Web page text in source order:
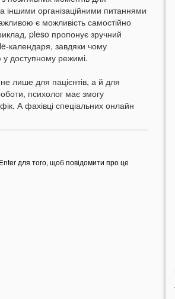
іншими організаційними питаннями
є можливість самостійно
pleso пропонує зручний
календаря, завдяки чому
у доступному режимі.
лише для пацієнтів, а й для
психолог має змогу
А фахівці спеціальних онлайн
для того, щоб повідомити про це